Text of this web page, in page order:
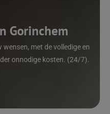
Gorinchem
met de volledige en
onnodige kosten. (24/7).